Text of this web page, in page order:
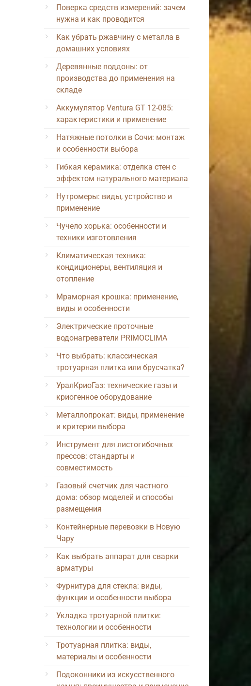
Поверка средств измерений: зачем
нужна и как проводится
Как убрать ржавчину с металла в
домашних условиях
Деревянные поддоны: от
производства до применения на
складе
Аккумулятор Ventura GT 12-085:
характеристики и применение
Натяжные потолки в Сочи: монтаж
и особенности выбора
Гибкая керамика: отделка стен с
эффектом натурального материала
Нутромеры: виды, устройство и
применение
Чучело хорька: особенности и
техники изготовления
Климатическая техника:
кондиционеры, вентиляция и
отопление
Мраморная крошка: применение,
виды и особенности
Электрические проточные
водонагреватели PRIMOCLIMA
Что выбрать: классическая
тротуарная плитка или брусчатка?
УралКриоГаз: технические газы и
криогенное оборудование
Металлопрокат: виды, применение
и критерии выбора
Инструмент для листогибочных
прессов: стандарты и
совместимость
Газовый счетчик для частного
дома: обзор моделей и способы
размещения
Контейнерные перевозки в Новую
Чару
Как выбрать аппарат для сварки
арматуры
Фурнитура для стекла: виды,
функции и особенности выбора
Укладка тротуарной плитки:
технологии и особенности
Тротуарная плитка: виды,
материалы и особенности
Подоконники из искусственного